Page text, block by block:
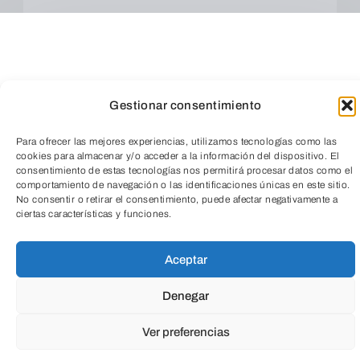
Gestionar consentimiento
Para ofrecer las mejores experiencias, utilizamos tecnologías como las
cookies para almacenar y/o acceder a la información del dispositivo. El
consentimiento de estas tecnologías nos permitirá procesar datos como el
comportamiento de navegación o las identificaciones únicas en este sitio.
No consentir o retirar el consentimiento, puede afectar negativamente a
ciertas características y funciones.
Aceptar
Denegar
Ver preferencias
TeleEntradas
Cuando envíes estarás aceptando losusos y
condiciones